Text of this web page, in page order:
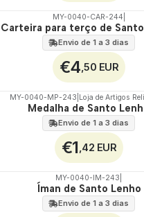
🇵🇹
MY-0040-CAR-244
Carteira para terço de
Envio de 1 a 3 dias
€4 ,50 EUR
MY-0040-MP-243 Loja de Artigos
Medalha de Santo
Envio de 1 a 3 dias
€1 ,42 EUR
MY-0040-IM-243
Íman de Santo Lenho
Envio de 1 a 3 dias